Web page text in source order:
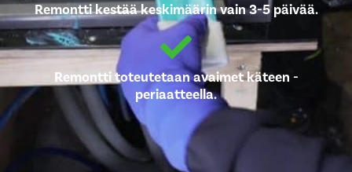
Remontti kestää keskimäärin vain 3-5 päivää.
Remontti toteutetaan avaimet käteen -
periaatteella.